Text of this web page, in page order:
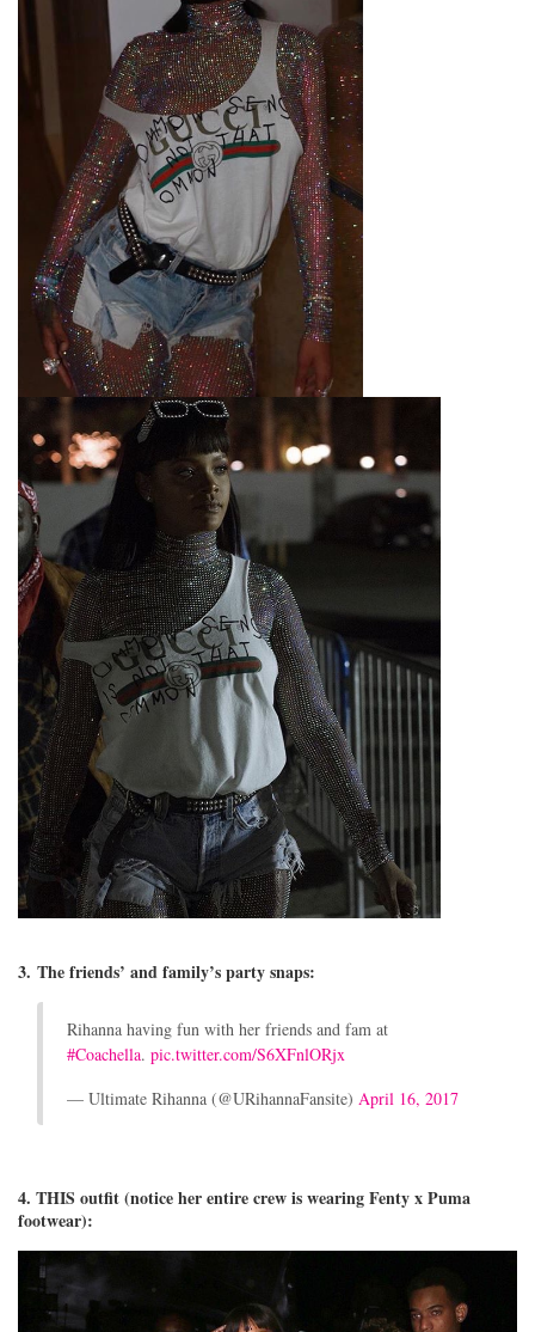
3. The friends’ and family’s party snaps:
Rihanna having fun with her friends and fam at
#Coachella. pic.twitter.com/S6XFnlORjx
— Ultimate Rihanna (@URihannaFansite) April 16, 2017
4. THIS outfit (notice her entire crew is wearing Fenty x Puma
footwear):